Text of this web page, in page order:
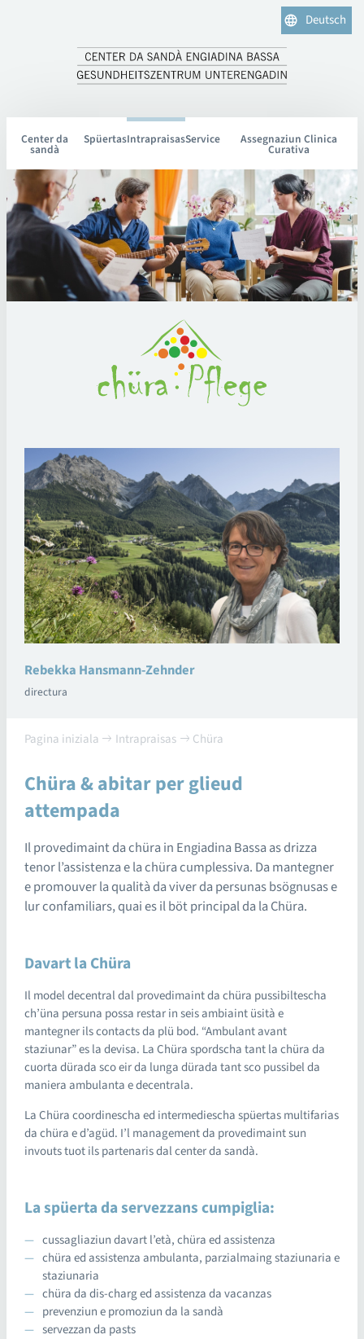
Deutsch
Center da
sandà
SpüertasIntrapraisasService Assegnaziun Clinica
Curativa
Rebekka Hansmann-Zehnder
directura
Pagina iniziala Intrapraisas Chüra
Chüra & abitar per glieud
attempada
Il provedimaint da chüra in Engiadina Bassa as drizza
tenor l’assistenza e la chüra cumplessiva. Da mantegner
e promouver la qualità da viver da persunas bsögnusas e
lur confamiliars, quai es il böt principal da la Chüra.
Davart la Chüra
Il model decentral dal provedimaint da chüra pussibiltescha
ch’üna persuna possa restar in seis ambiaint üsità e
mantegner ils contacts da plü bod. “Ambulant avant
staziunar” es la devisa. La Chüra spordscha tant la chüra da
cuorta dürada sco eir da lunga dürada tant sco pussibel da
maniera ambulanta e decentrala.
La Chüra coordinescha ed intermediescha spüertas multifarias
da chüra e d’agüd. I’l management da provedimaint sun
invouts tuot ils partenaris dal center da sandà.
La spüerta da servezzans cumpiglia:
cussagliaziun davart l’età, chüra ed assistenza
chüra ed assistenza ambulanta, parzialmaing staziunaria e
staziunaria
chüra da dis-charg ed assistenza da vacanzas
prevenziun e promoziun da la sandà
servezzan da pasts